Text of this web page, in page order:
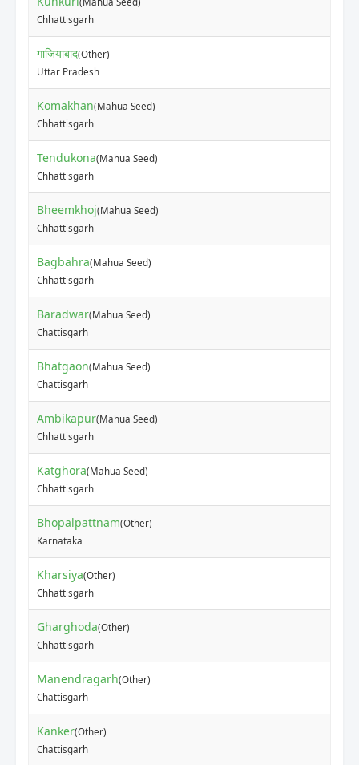
Chhattisgarh
गाजियाबाद(Other)
Uttar Pradesh
Komakhan(Mahua Seed)
Chhattisgarh
Tendukona(Mahua Seed)
Chhattisgarh
Bheemkhoj(Mahua Seed)
Chhattisgarh
Bagbahra(Mahua Seed)
Chhattisgarh
Baradwar(Mahua Seed)
Chattisgarh
Bhatgaon(Mahua Seed)
Chattisgarh
Ambikapur(Mahua Seed)
Chhattisgarh
Katghora(Mahua Seed)
Chhattisgarh
Bhopalpattnam(Other)
Karnataka
Kharsiya(Other)
Chhattisgarh
Gharghoda(Other)
Chhattisgarh
Manendragarh(Other)
Chattisgarh
Kanker(Other)
Chattisgarh